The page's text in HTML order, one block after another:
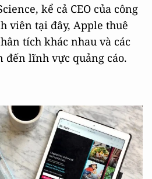
kể cả CEO của công
viên tại đây, Apple thuê
tích khác nhau và các
lĩnh vực quảng cáo.